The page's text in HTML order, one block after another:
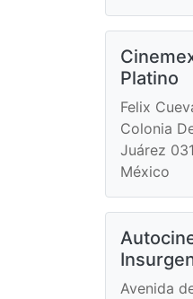
Platino
Felix
Colonia
Juárez
México
Avenida